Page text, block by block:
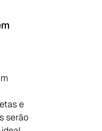
e
serão